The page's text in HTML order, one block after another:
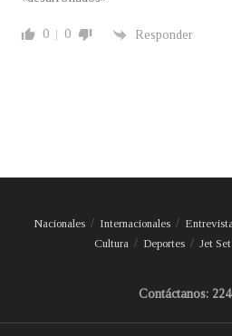
0 0 Responder
Nacionales Internacionales
Cultura
Deportes Jet Set
Contáctanos: